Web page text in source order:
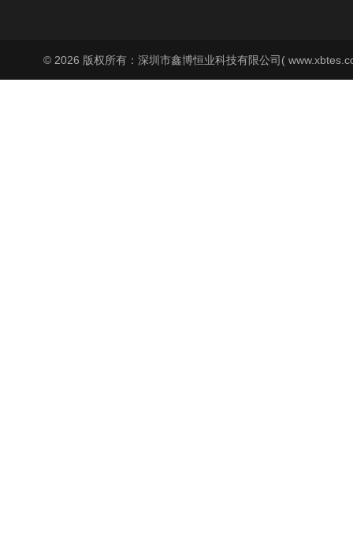
© 2026 版权所有：深圳市鑫博恒业科技有限公司(